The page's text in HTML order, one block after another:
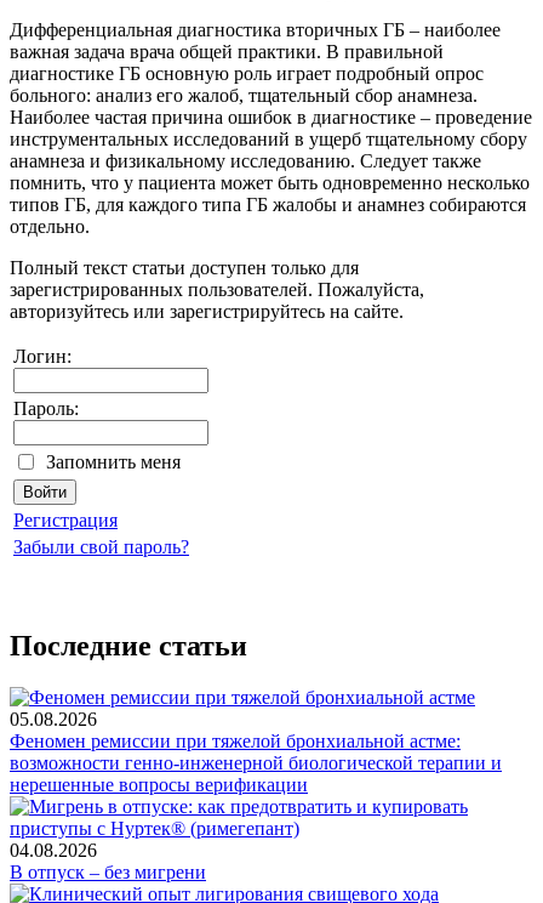
Дифференциальная диагностика вторичных ГБ – наиболее
важная задача врача общей практики. В правильной
диагностике ГБ основную роль играет подробный опрос
больного: анализ его жалоб, тщательный сбор анамнеза.
Наиболее частая причина ошибок в диагностике – проведение
инструментальных исследований в ущерб тщательному сбору
анамнеза и физикальному исследованию. Следует также
помнить, что у пациента может быть одновременно несколько
типов ГБ, для каждого типа ГБ жалобы и анамнез собираются
отдельно.
Полный текст статьи доступен только для
зарегистрированных пользователей. Пожалуйста,
авторизуйтесь или зарегистрируйтесь на сайте.
Логин:
Пароль:
Запомнить меня
Регистрация
Забыли свой пароль?
Последние статьи
05.08.2026
Феномен ремиссии при тяжелой бронхиальной астме:
возможности генно-инженерной биологической терапии и
нерешенные вопросы верификации
04.08.2026
В отпуск – без мигрени